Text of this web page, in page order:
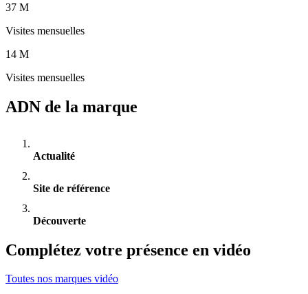
37 M
Visites mensuelles
14 M
Visites mensuelles
ADN de la marque
Actualité
Site de référence
Découverte
Complétez votre présence en vidéo
Toutes nos marques vidéo